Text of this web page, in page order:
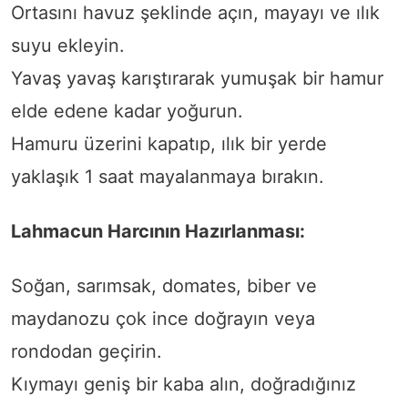
Ortasını havuz şeklinde açın, mayayı ve ılık
suyu ekleyin.
Yavaş yavaş karıştırarak yumuşak bir hamur
elde edene kadar yoğurun.
Hamuru üzerini kapatıp, ılık bir yerde
yaklaşık 1 saat mayalanmaya bırakın.
Lahmacun Harcının Hazırlanması:
Soğan, sarımsak, domates, biber ve
maydanozu çok ince doğrayın veya
rondodan geçirin.
Kıymayı geniş bir kaba alın, doğradığınız